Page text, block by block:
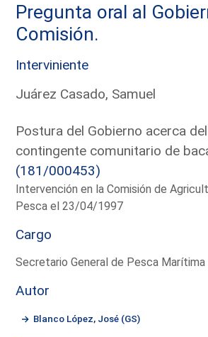
Pregunta oral al
Comisión.
Interviniente
Juárez Casado, Samuel
Postura del Gobierno acerca
contingente comunitario de
(181/000453)
Intervención en la Comisión de
Pesca el 23/04/1997
Cargo
Secretario General de Pesca Marítima
Autor
Blanco López, José (GS)